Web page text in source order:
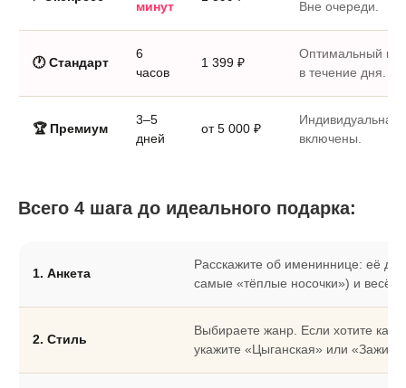
минут Вне очереди.
🕐 Стандарт
6
часов
1 399 ₽
Оптимальный
в течение дня.
🏆 Премиум
3–5
дней
от 5 000 ₽
Индивидуальная
включены.
Всего 4 шага до идеального подарка:
1. Анкета
Расскажите об имениннице: её
самые «тёплые носочки») и
2. Стиль
Выбираете жанр. Если хотите
укажите «Цыганская» или